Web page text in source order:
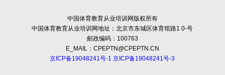
中国体育教育从业培训网版权所有
中国体育教育从业培训网地址：北京市东城区体育馆路1 0-号
邮政编码：100763
E_MAIL：CPEPTN@CPEPTN.CN
京ICP备19048241号-1 京ICP备19048241号-3